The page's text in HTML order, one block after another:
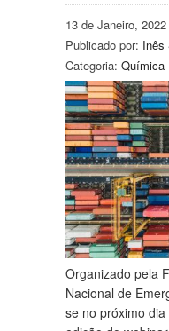
13 de Janeiro, 2022
Publicado por: Inês
Categoria: Química
Organizado pela
Nacional de
se no próximo